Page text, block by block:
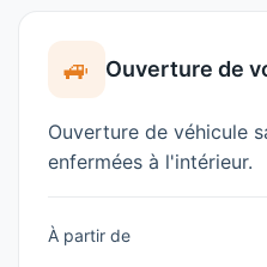
🚙 Ouverture de
Ouverture de véhicule
enfermées à l'intérieur.
À partir de